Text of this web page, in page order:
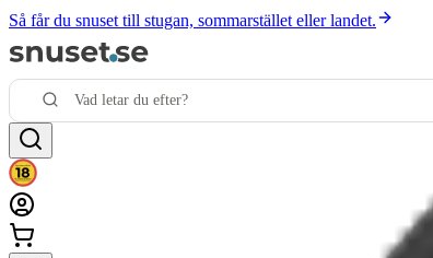
Så får du snuset till stugan, sommarstället eller landet.